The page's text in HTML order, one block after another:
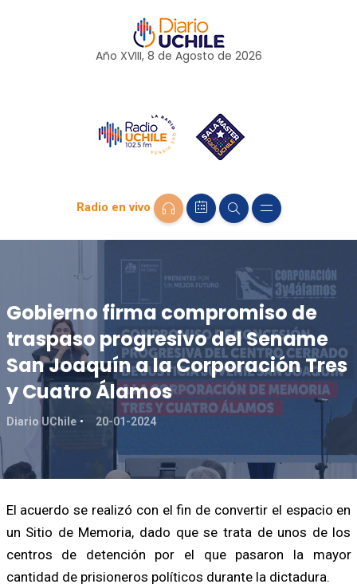
Año XVIII, 8 de Agosto de 2026
Radio en vivo
Gobierno firma compromiso de
traspaso progresivo del Sename
San Joaquín a la Corporación Tres
y Cuatro Álamos
Diario UChile 20-01-2024
El acuerdo se realizó con el fin de convertir el espacio en
un Sitio de Memoria, dado que se trata de unos de los
centros de detención por el que pasaron la mayor
cantidad de prisioneros políticos durante la dictadura.